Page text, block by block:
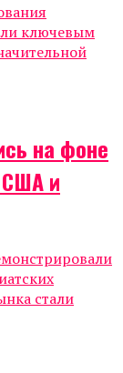
ключевым
на фоне
США и
стали